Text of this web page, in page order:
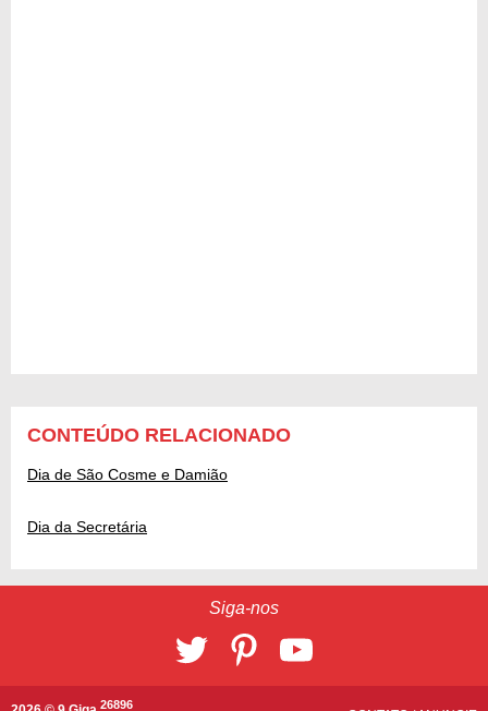
CONTEÚDO RELACIONADO
Dia de São Cosme e Damião
Dia da Secretária
Siga-nos
26896